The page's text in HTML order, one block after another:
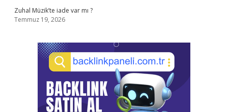
Zuhal Müzik’te iade var mı ?
Temmuz 19, 2026